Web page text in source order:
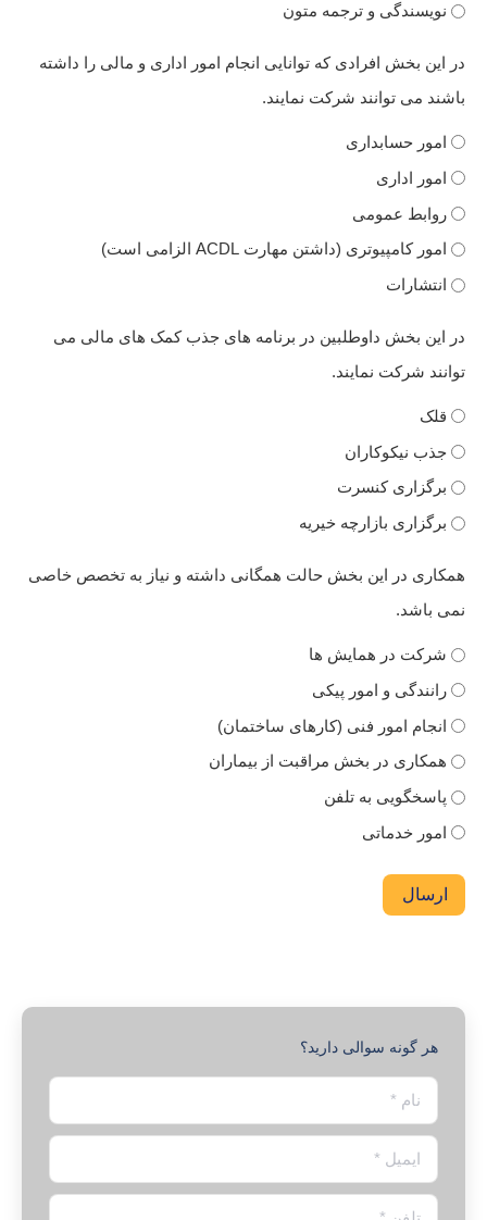
نویسندگی و ترجمه متون
در این بخش افرادی که توانایی انجام امور اداری و مالی را داشته
باشند می توانند شرکت نمایند.
امور حسابداری
امور اداری
روابط عمومی
امور کامپیوتری (داشتن مهارت ACDL الزامی است)
انتشارات
در این بخش داوطلبین در برنامه های جذب کمک های مالی می
توانند شرکت نمایند.
قلک
جذب نیکوکاران
برگزاری کنسرت
برگزاری بازارچه خیریه
همکاری در این بخش حالت همگانی داشته و نیاز به تخصص خاصی
نمی باشد.
شرکت در همایش ها
رانندگی و امور پیکی
انجام امور فنی (کارهای ساختمان)
همکاری در بخش مراقبت از بیماران
پاسخگویی به تلفن
امور خدماتی
هر گونه سوالی دارید؟
نام *
ایمیل *
تلفن *